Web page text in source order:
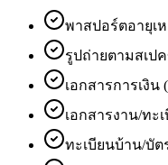
พาสปอร์ตอายุเห
รูปถ่ายตามสเป
เอกสารการเงิน
เอกสารงาน/ท
ทะเบียนบ้าน/บัต